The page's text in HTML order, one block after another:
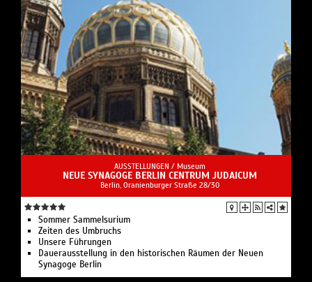
AUSSTELLUNGEN / Museum
NEUE SYNAGOGE BERLIN CENTRUM JUDAICUM
Berlin, Oranienburger Straße 28/30
Sommer Sammelsurium
Zeiten des Umbruchs
Unsere Führungen
Dauerausstellung in den historischen Räumen der Neuen
Synagoge Berlin